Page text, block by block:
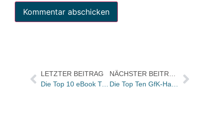
LETZTER BEITRAG
Die Top 10 eBook Trend Charts für die KW 5